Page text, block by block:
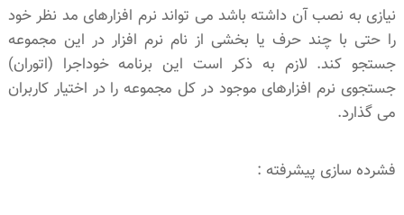
نیازی به نصب آن داشته باشد می تواند نرم افزارهای مد نظر خود
را حتی با چند حرف یا بخشی از نام نرم افزار در این مجموعه
جستجو کند. لازم به ذکر است این برنامه خوداجرا (اتوران)
جستجوی نرم افزارهای موجود در کل مجموعه را در اختیار کاربران
می گذارد.
فشرده سازی پیشرفته :